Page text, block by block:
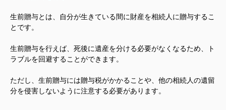
生前贈与とは、自分が生きている間に財産を相続人に贈与するこ
とです。
生前贈与を行えば、死後に遺産を分ける必要がなくなるため、ト
ラブルを回避することができます。
ただし、生前贈与には贈与税がかかることや、他の相続人の遺留
分を侵害しないように注意する必要があります。